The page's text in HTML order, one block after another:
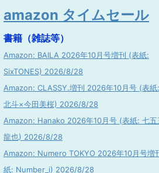
amazon タイムセール
書籍（雑誌等）
Amazon: BAILA 2026年10月号増刊 (表紙:
SixTONES) 2026/8/28
Amazon: CLASSY.増刊 2026年10月号 (表
北斗×今田美桜) 2026/8/28
Amazon: Hanako 2026年10月号 (表紙: 七五
龍也) 2026/8/28
Amazon: Numero TOKYO 2026年10月号増
紙: Number_i) 2026/8/28